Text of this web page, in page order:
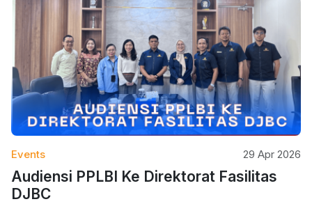
Events 29 Apr 2026
Audiensi PPLBI Ke Direktorat Fasilitas
DJBC